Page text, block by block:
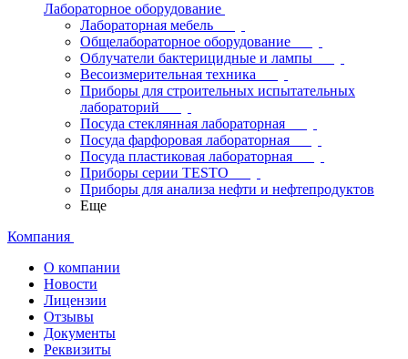
Лабораторное оборудование
Лабораторная мебель
Общелабораторное оборудование
Облучатели бактерицидные и лампы
Весоизмерительная техника
Приборы для строительных испытательных
лабораторий
Посуда стеклянная лабораторная
Посуда фарфоровая лабораторная
Посуда пластиковая лабораторная
Приборы серии TESTO
Приборы для анализа нефти и нефтепродуктов
Еще
Компания
О компании
Новости
Лицензии
Отзывы
Документы
Реквизиты